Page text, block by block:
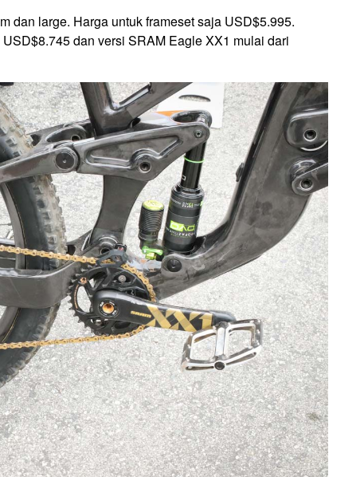
dan large. Harga untuk frameset saja USD$5.995.
dan versi SRAM Eagle XX1 mulai dari